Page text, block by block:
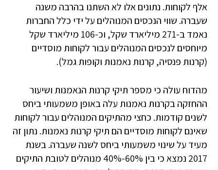
אלף לקוחות. נתונים אלו לא השתנו בהרבה משנה
שעברה. שווי הנכסים המנוהלים על ידי כלל החברות
נאמד ב-271 מיליארד שקל, וכ-106 מיליארד שקל
מיוחסים לנכסים המנוהלים עבור לקוחות מוסדיים
(קרנות פנסיה, קרנות נאמנות וקופות גמל).
מהדוח עולה כי מספר תיקי קרנות הנאמנות ושיעור
ההחזקה בקרנות נאמנות עלה באופן משמעותי ביחס
לשנים קודמות. כחצי מהתיקים המנוהלים עבור לקוחות
שאינם לקוחות מוסדיים הם תיקי קרנות נאמנות. נתון זה
מעיד על שינוי משמעותי ביחס לשנה שעברה. בשנת
2017 נמצא כי בין 60%-40% מנוהלים לטובת התיקים